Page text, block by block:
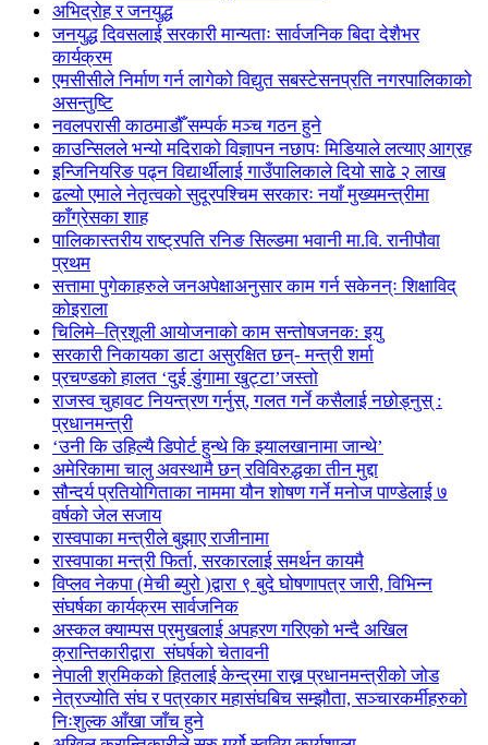
अभिद्रोह र जनयुद्ध
जनयुद्ध दिवसलाई सरकारी मान्यताः सार्वजनिक बिदा देशैभर
कार्यक्रम
एमसीसीले निर्माण गर्न लागेको विद्युत सबस्टेसनप्रति नगरपालिकाको
असन्तुष्टि
नवलपरासी काठमाडौँ सम्पर्क मञ्च गठन हुने
काउन्सिलले भन्यो मदिराको विज्ञापन नछापः मिडियाले लत्याए आग्रह
इन्जिनियरिङ पढ्न विद्यार्थीलाई गाउँपालिकाले दियो साढे २ लाख
ढल्यो एमाले नेतृत्वको सुदूरपश्चिम सरकारः नयाँ मुख्यमन्त्रीमा
काँग्रेसका शाह
पालिकास्तरीय राष्ट्रपति रनिङ सिल्डमा भवानी मा.वि. रानीपौवा
प्रथम
सत्तामा पुगेकाहरुले जनअपेक्षाअनुसार काम गर्न सकेनन्ः शिक्षाविद्
कोइराला
चिलिमे–त्रिशूली आयोजनाको काम सन्तोषजनक: इयु
सरकारी निकायका डाटा असुरक्षित छन्- मन्त्री शर्मा
प्रचण्डको हालत ‘दुई डुंगामा खुट्टा’जस्तो
राजस्व चुहावट नियन्त्रण गर्नुस्, गलत गर्ने कसैलाई नछोड्नुस् :
प्रधानमन्त्री
‘उनी कि उहिल्यै डिपोर्ट हुन्थे कि झ्यालखानामा जान्थे’
अमेरिकामा चालु अवस्थामै छन् रविविरुद्धका तीन मुद्दा
सौन्दर्य प्रतियोगिताका नाममा यौन शोषण गर्ने मनोज पाण्डेलाई ७
वर्षको जेल सजाय
रास्वपाका मन्त्रीले बुझाए राजीनामा
रास्वपाका मन्त्री फिर्ता, सरकारलाई समर्थन कायमै
विप्लव नेकपा (मेची ब्युरो )द्वारा ९ बुदे घोषणापत्र जारी, विभिन्न
संघर्षका कार्यक्रम सार्वजनिक
अस्कल क्याम्पस प्रमुखलाई अपहरण गरिएको भन्दै अखिल
क्रान्तिकारीद्वारा संघर्षको चेतावनी
नेपाली श्रमिकको हितलाई केन्द्रमा राख्न प्रधानमन्त्रीको जोड
नेत्रज्योति संघ र पत्रकार महासंघबिच सम्झौता, सञ्चारकर्मीहरुको
निःशुल्क आँखा जाँच हुने